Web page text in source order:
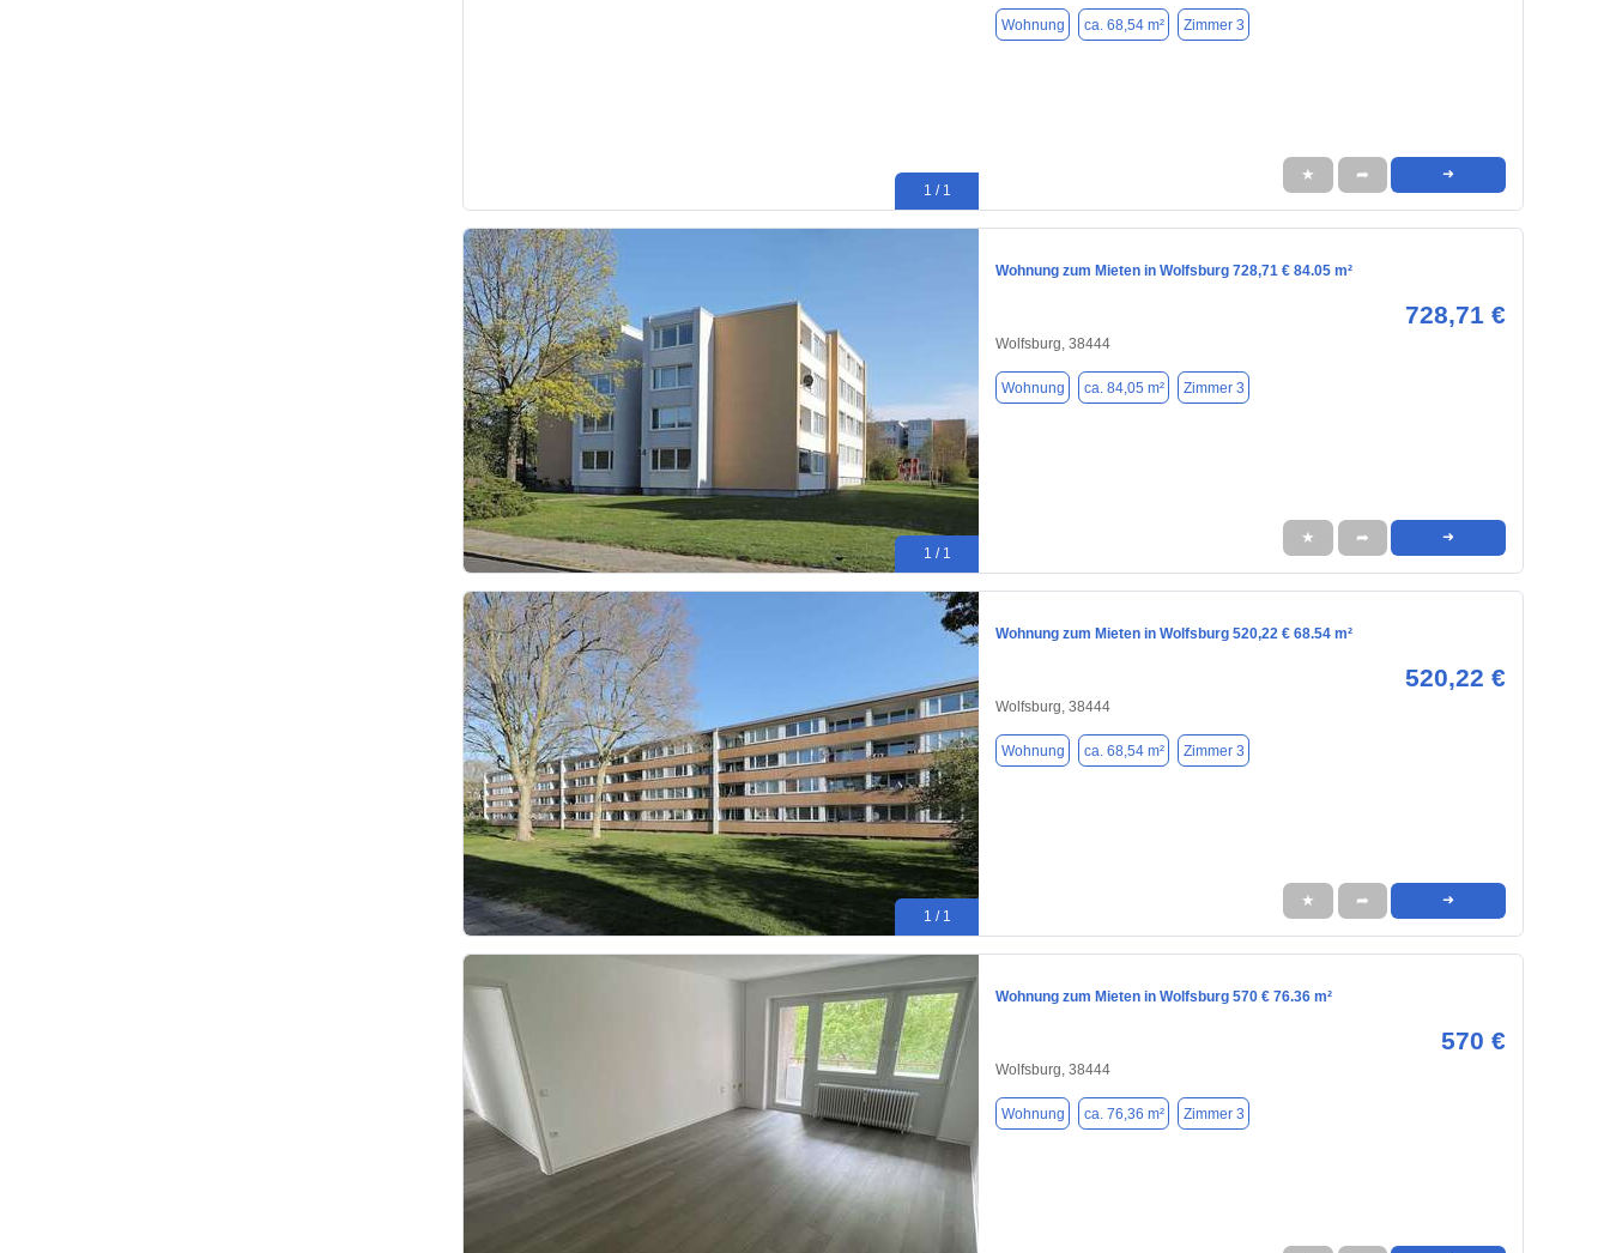
1 / 1
Wohnung ca. 68,54 m² Zimmer 3
★ ➦ ➜
1 / 1
Wohnung zum Mieten in Wolfsburg 728,71 € 84.05 m²
728,71 €
Wolfsburg, 38444
Wohnung ca. 84,05 m² Zimmer 3
★ ➦ ➜
1 / 1
Wohnung zum Mieten in Wolfsburg 520,22 € 68.54 m²
520,22 €
Wolfsburg, 38444
Wohnung ca. 68,54 m² Zimmer 3
★ ➦ ➜
Wohnung zum Mieten in Wolfsburg 570 € 76.36 m²
570 €
Wolfsburg, 38444
Wohnung ca. 76,36 m² Zimmer 3